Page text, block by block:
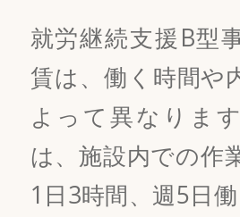
就労継続支援B型
賃は、働く時間や
よって異なりま
は、施設内での作
1日3時間、週5日